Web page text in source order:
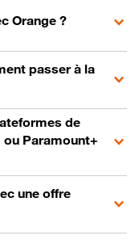
Orange ?
passer à la
de
Paramount+
une offre